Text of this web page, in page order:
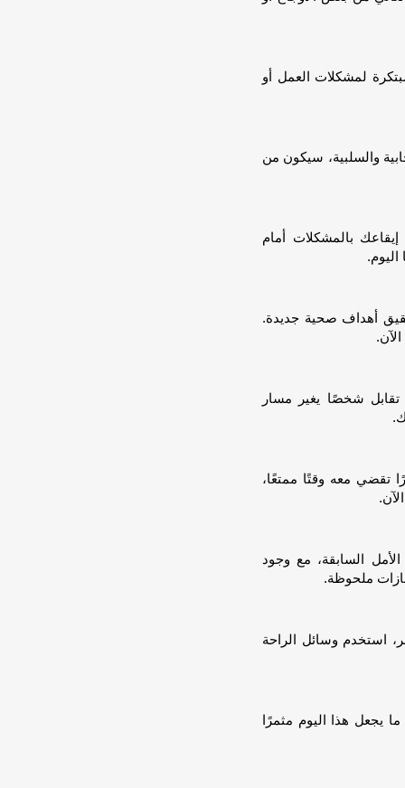
لمشكلات العمل أو
والسلبية، سيكون من
بالمشكلات أمام
أهداف صحية جديدة.
تقابل شخصًا يغير مسار
تقضي معه وقتًا ممتعًا،
السابقة، مع وجود
ملحوظة.
استخدم وسائل الراحة
يجعل هذا اليوم مثمرًا